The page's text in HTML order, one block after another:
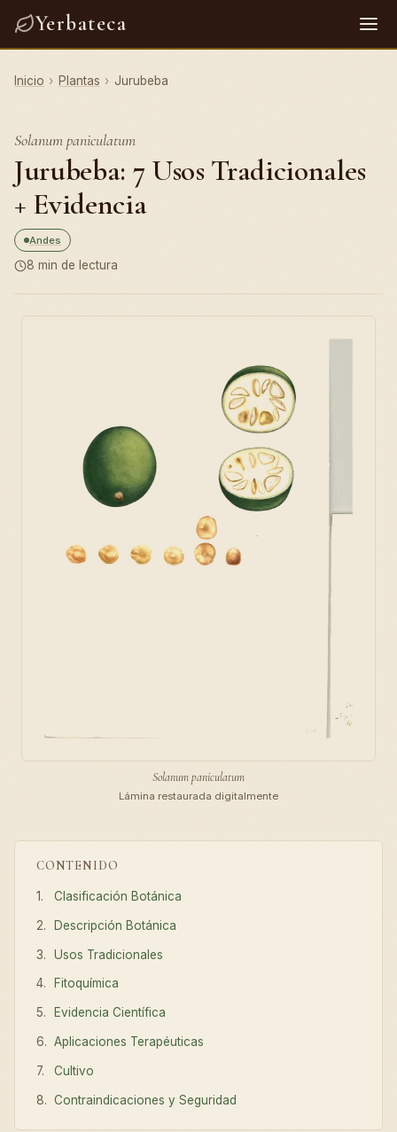
Yerbateca
Inicio › Plantas › Jurubeba
Solanum paniculatum
Jurubeba: 7 Usos Tradicionales
+ Evidencia
Andes
8 min de lectura
CONTENIDO
Clasificación Botánica
Descripción Botánica
Usos Tradicionales
Fitoquímica
Evidencia Científica
Aplicaciones Terapéuticas
Cultivo
Contraindicaciones y Seguridad
Solanum paniculatum
Lámina restaurada digitalmente